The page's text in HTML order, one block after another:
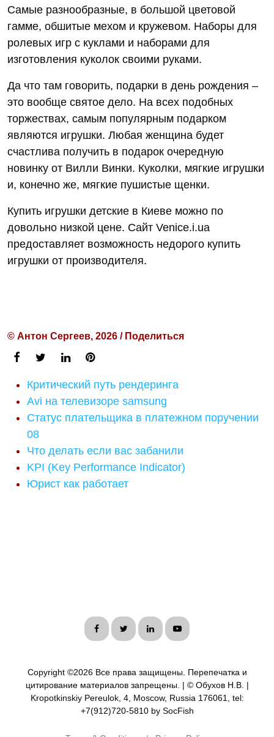
Самые разнообразные, в большой цветовой
гамме, обшитые мехом и кружевом. Наборы для
ролевых игр с куклами и наборами для
изготовления куколок своими руками.
Да что там говорить, подарки в день рождения –
это вообще святое дело. На всех подобных
торжествах, самым популярным подарком
являются игрушки. Любая женщина будет
счастлива получить в подарок очередную
новинку от Вилли Винки. Куколки, мягкие игрушки
и, конечно же, мягкие пушистые щенки.
Купить игрушки детские в Киеве можно по
довольно низкой цене. Сайт Venice.i.ua
предоставляет возможность недорого купить
игрушки от производителя.
© Антон Сергеев, 2026 / Поделиться
Критический путь рендеринга
Avi на телевизоре samsung
Статус плательщика в платежном поручении
08
Что делать если вас забанили
KPI (Key Performance Indicator)
Юрист как работает
Copyright ©2026 Все права защищены. Перепечатка и
цитирование материалов запрещены. | © Обухов Н.В. |
Kropotkinskiy Pereulok, 4, Moscow, Russia 176061, tel:
+7(912)720-5810 by SocFish